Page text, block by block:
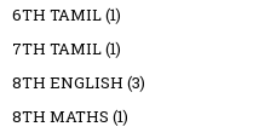
6TH TAMIL(1)
7TH TAMIL(1)
8TH ENGLISH (3)
8TH MATHS (1)